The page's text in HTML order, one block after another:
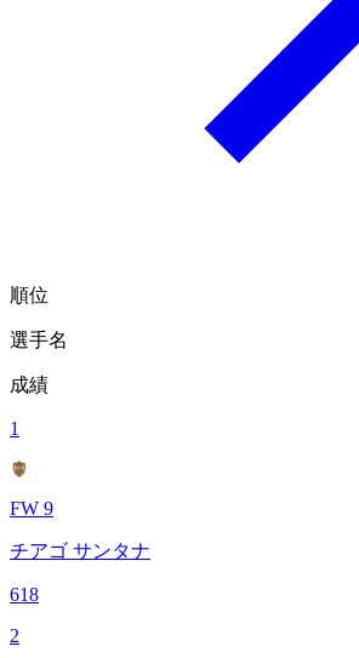
順位
選手名
成績
1
FW 9
チアゴ サンタナ
618
2